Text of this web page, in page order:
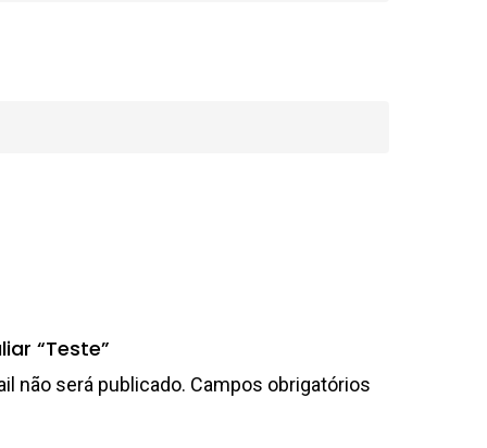
“Teste”
não será publicado. Campos obrigatórios